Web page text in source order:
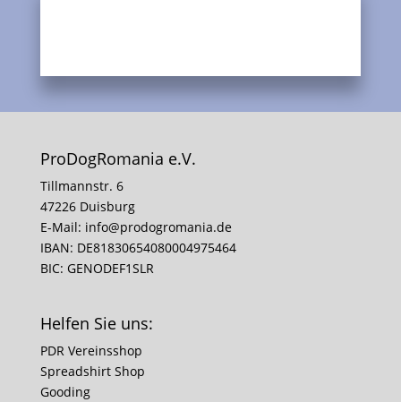
ProDogRomania e.V.
Tillmannstr. 6
47226 Duisburg
E-Mail: info@prodogromania.de
IBAN: DE81830654080004975464
BIC: GENODEF1SLR
Helfen Sie uns:
PDR Vereinsshop
Spreadshirt Shop
Gooding